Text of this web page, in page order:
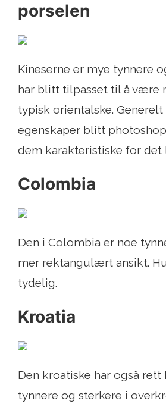
porselen
Kineserne er mye tynnere
har blitt tilpasset til å være
typisk orientalske. Generelt
egenskaper blitt
dem karakteristiske for det
Colombia
Den i Colombia er noe
mer rektangulært ansikt.
tydelig.
Kroatia
Den kroatiske har også rett
tynnere og sterkere i